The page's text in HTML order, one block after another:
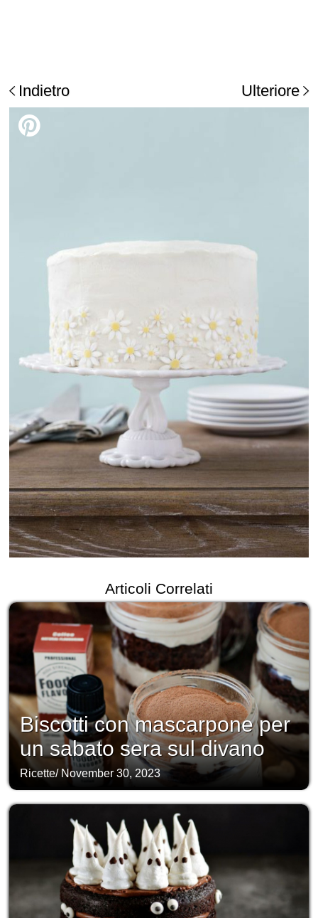
Indietro Ulteriore
Articoli Correlati
Biscotti con mascarpone per
un sabato sera sul divano
Ricette/ November 30, 2023